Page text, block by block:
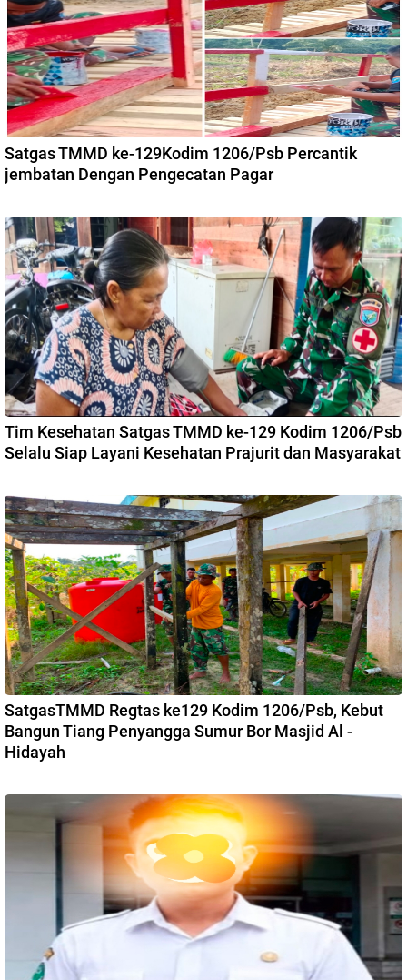
Satgas TMMD ke-129Kodim 1206/Psb Percantik
jembatan Dengan Pengecatan Pagar
Tim Kesehatan Satgas TMMD ke-129 Kodim 1206/Psb
Selalu Siap Layani Kesehatan Prajurit dan Masyarakat
SatgasTMMD Regtas ke129 Kodim 1206/Psb, Kebut
Bangun Tiang Penyangga Sumur Bor Masjid Al -
Hidayah